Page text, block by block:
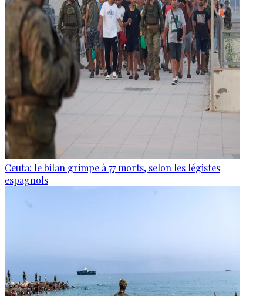
Ceuta: le bilan grimpe à 77 morts, selon les légistes
espagnols